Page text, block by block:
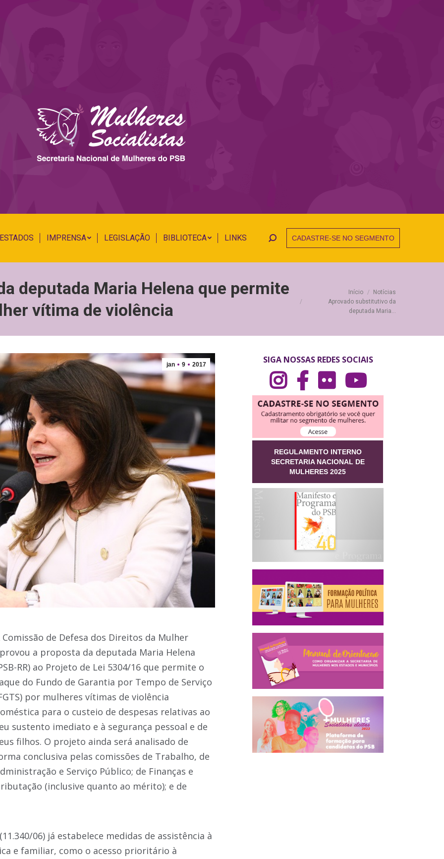
IMPRENSA LEGISLAÇÃO BIBLIOTECA LINKS Search:CADASTRE-SE NO SEGMENTO
deputada Maria Helena que permite
vítima de violência
Você está aqui:
Início
Notícias
Aprovado substitutivo da
deputada Maria…
jan 9 2017
Comissão de Defesa dos Direitos da Mulher
a proposta da deputada Maria Helena
RR) ao Projeto de Lei 5304/16 que permite o
do Fundo de Garantia por Tempo de Serviço
por mulheres vítimas de violência
para o custeio de despesas relativas ao
sustento imediato e à segurança pessoal e de
filhos. O projeto ainda será analisado de
conclusiva pelas comissões de Trabalho, de
e Serviço Público; de Finanças e
(inclusive quanto ao mérito); e de
06) já estabelece medidas de assistência à
e familiar, como o acesso prioritário à
SIGA NOSSAS REDES SOCIAIS
REGULAMENTO INTERNO
SECRETARIA NACIONAL DE
MULHERES 2025